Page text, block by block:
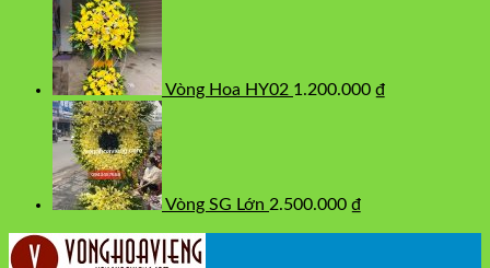
Vòng Hoa HY02 1.200.000 ₫
Vòng SG Lớn 2.500.000 ₫